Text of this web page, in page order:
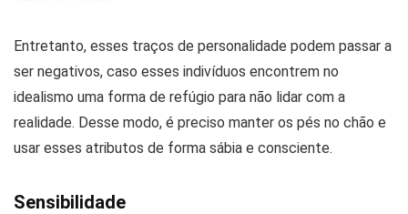
Entretanto, esses traços de personalidade podem passar a
ser negativos, caso esses indivíduos encontrem no
idealismo uma forma de refúgio para não lidar com a
realidade. Desse modo, é preciso manter os pés no chão e
usar esses atributos de forma sábia e consciente.
Sensibilidade